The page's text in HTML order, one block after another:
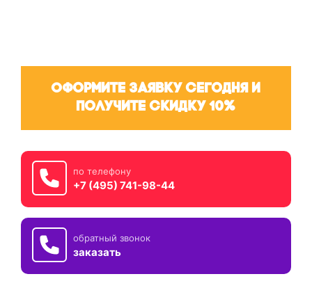
Оформите заявку сегодня и
получите скидку 10%
по телефону
+7 (495) 741-98-44
обратный звонок
заказать